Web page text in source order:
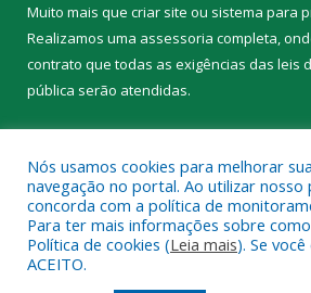
Muito mais que criar site ou sistema para
Realizamos uma assessoria completa,
contrato que todas as exigências das leis
pública serão atendidas.
Todos os direitos reservados a
Nós usamos cookies para melhorar
navegação no portal. Ao utilizar nosso
concorda com a política de
Para ter mais informações sobre
Política de cookies (Leia mais). Se
ACEITO.